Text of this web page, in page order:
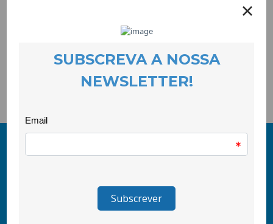
inspiraram o texto de Maria Antonieta Garcia.
Durante do mês de Março, a exposição pode ser visitada na
Biblioteca Municipal da Covilhã.
CooLabora, CRL — Intervenção Social